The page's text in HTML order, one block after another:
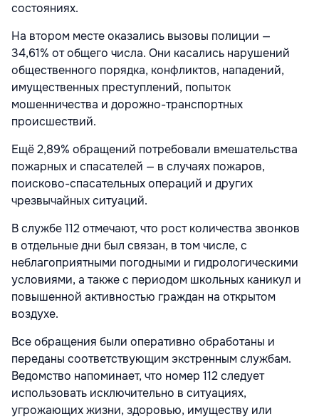
состояниях.
На втором месте оказались вызовы полиции —
34,61% от общего числа. Они касались нарушений
общественного порядка, конфликтов, нападений,
имущественных преступлений, попыток
мошенничества и дорожно-транспортных
происшествий.
Ещё 2,89% обращений потребовали вмешательства
пожарных и спасателей — в случаях пожаров,
поисково-спасательных операций и других
чрезвычайных ситуаций.
В службе 112 отмечают, что рост количества звонков
в отдельные дни был связан, в том числе, с
неблагоприятными погодными и гидрологическими
условиями, а также с периодом школьных каникул и
повышенной активностью граждан на открытом
воздухе.
Все обращения были оперативно обработаны и
переданы соответствующим экстренным службам.
Ведомство напоминает, что номер 112 следует
использовать исключительно в ситуациях,
угрожающих жизни, здоровью, имуществу или